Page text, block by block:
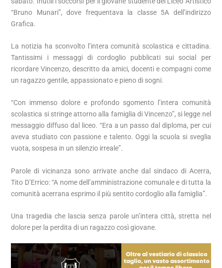
“Bruno Munari”, dove frequentava la classe 5A dell’indirizzo
Grafica.
La notizia ha sconvolto l’intera comunità scolastica e cittadina.
Tantissimi i messaggi di cordoglio pubblicati sui social per
ricordare Vincenzo, descritto da amici, docenti e compagni come
un ragazzo gentile, appassionato e pieno di sogni.
“Con immenso dolore e profondo sgomento l’intera comunità
scolastica si stringe attorno alla famiglia di Vincenzo”, si legge nel
messaggio diffuso dal liceo. “Era a un passo dal diploma, per cui
aveva studiato con passione e talento. Oggi la scuola si sveglia
vuota, sospesa in un silenzio irreale”.
Parole di vicinanza sono arrivate anche dal sindaco di Acerra,
Tito D’Errico: “A nome dell’amministrazione comunale e di tutta la
comunità acerrana esprimo il più sentito cordoglio alla famiglia”.
Una tragedia che lascia senza parole un’intera città, stretta nel
dolore per la perdita di un ragazzo così giovane.